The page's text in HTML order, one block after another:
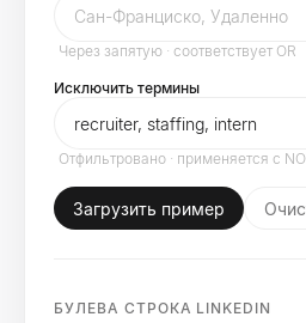
Через запятую · соответствует OR
Исключить термины
Отфильтровано · применяется с
Загрузить пример
БУЛЕВА СТРОКА LINKEDIN